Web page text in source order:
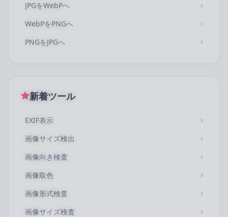
JPGをWebPへ
WebPをPNGへ
PNGをJPGへ
新着ツール
EXIF表示
画像サイズ検出
画像向き検査
画像取色
画像形式検査
画像サイズ検査